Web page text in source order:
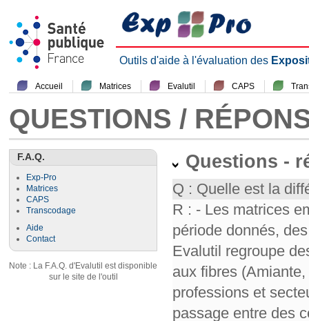
Outils d'aide à l'évaluation des
Accueil Matrices Evalutil CAPS
QUESTIONS /
F.A.Q.
Exp-Pro
Matrices
CAPS
Transcodage
Aide
Contact
Note : La F.A.Q. d'Evalutil est disponible
sur le site de l'outil
Questions -
Q : Quelle est la
R : - Les matrices
période donnés,
Evalutil regroupe
aux fibres
professions et
passage entre des